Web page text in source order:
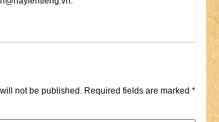
not be published.Required fields are marked *